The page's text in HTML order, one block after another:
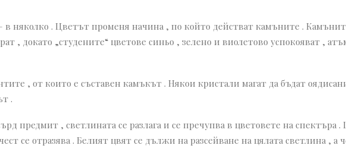
в няколко . Цветът променя начина , по който действат камъните .
, докато „студените“ цветове синьо , зелено и виолетово успокояват ,
, от които е съставен камъкът . Някои кристали магат да бъдат
.
предмит , светлината се разлага и се пречупва в цветовете на спектъра .
се отразява . Белият цвят се дължи на разсейване на цялата светлина ,